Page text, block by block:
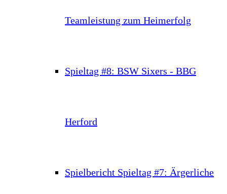
Teamleistung zum Heimerfolg
Spieltag #8: BSW Sixers - BBG
Herford
Spielbericht Spieltag #7: Ärgerliche